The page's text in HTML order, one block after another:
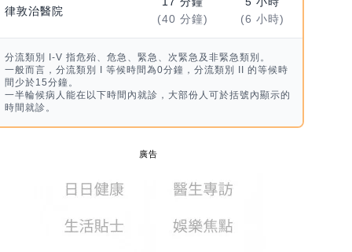
律敦治醫院
(40 分鐘)
(6 小時)
分流類別 I-V 指危殆、危急、緊急、次緊急及非緊急類別。
一般而言，分流類別 I 等候時間為0分鐘，分流類別 II 的等候時
間少於15分鐘。
一半輪候病人能在以下時間內就診，大部份人可於括號內顯示的
時間就診。
廣告